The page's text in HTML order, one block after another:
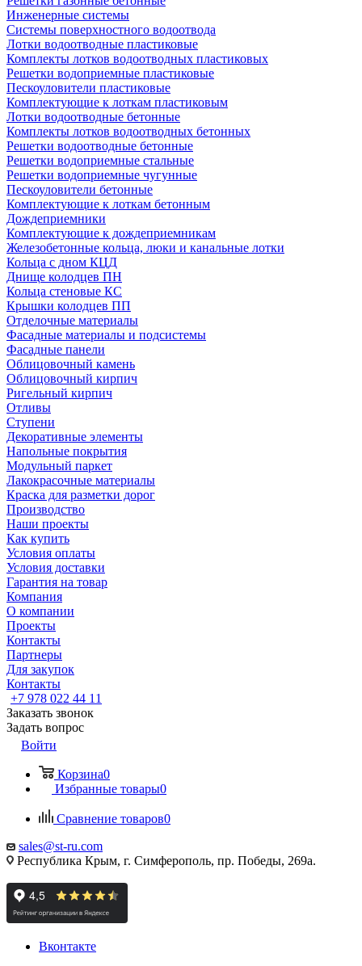
Инженерные системы
Системы поверхностного водоотвода
Лотки водоотводные пластиковые
Комплекты лотков водоотводных пластиковых
Решетки водоприемные пластиковые
Пескоуловители пластиковые
Комплектующие к лоткам пластиковым
Лотки водоотводные бетонные
Комплекты лотков водоотводных бетонных
Решетки водоотводные бетонные
Решетки водоприемные стальные
Решетки водоприемные чугунные
Пескоуловители бетонные
Комплектующие к лоткам бетонным
Дождеприемники
Комплектующие к дождеприемникам
Железобетонные кольца, люки и канальные лотки
Кольца с дном КЦД
Днище колодцев ПН
Кольца стеновые КС
Крышки колодцев ПП
Отделочные материалы
Фасадные материалы и подсистемы
Фасадные панели
Облицовочный камень
Облицовочный кирпич
Ригельный кирпич
Отливы
Ступени
Декоративные элементы
Напольные покрытия
Модульный паркет
Лакокрасочные материалы
Краска для разметки дорог
Производство
Наши проекты
Как купить
Условия оплаты
Условия доставки
Гарантия на товар
Компания
О компании
Проекты
Контакты
Партнеры
Для закупок
Контакты
+7 978 022 44 11
Заказать звонок
Задать вопрос
Войти
Корзина0
Избранные товары0
Сравнение товаров0
sales@st-ru.com
Республика Крым, г. Симферополь, пр. Победы, 269а.
Вконтакте